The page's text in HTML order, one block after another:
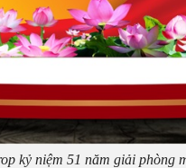
kỷ niệm 51 năm giải phòng